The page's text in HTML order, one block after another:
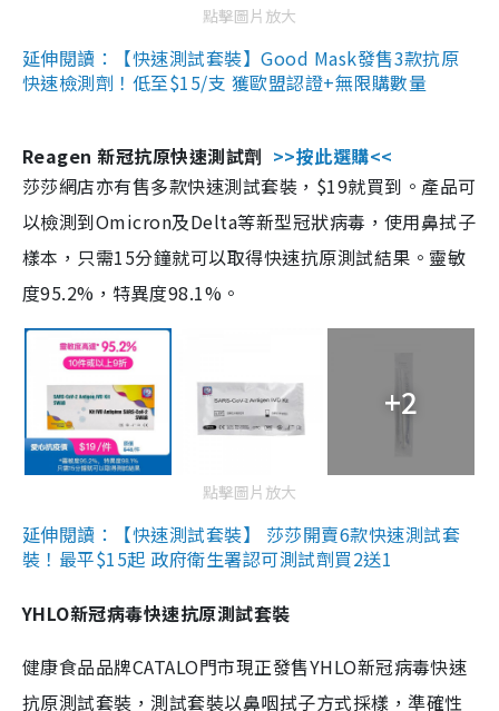
點擊圖片放大
延伸閱讀：【快速測試套裝】Good Mask發售3款抗原
快速檢測劑！低至$15/支 獲歐盟認證+無限購數量
Reagen 新冠抗原快速測試劑 >>按此選購<<
莎莎網店亦有售多款快速測試套裝，$19就買到。產品可
以檢測到Omicron及Delta等新型冠狀病毒，使用鼻拭子
樣本，只需15分鐘就可以取得快速抗原測試結果。靈敏
度95.2%，特異度98.1%。
+2
點擊圖片放大
延伸閱讀：【快速測試套裝】 莎莎開賣6款快速測試套
裝！最平$15起 政府衛生署認可測試劑買2送1
YHLO新冠病毒快速抗原測試套裝
健康食品品牌CATALO門市現正發售YHLO新冠病毒快速
抗原測試套裝，測試套裝以鼻咽拭子方式採樣，準確性